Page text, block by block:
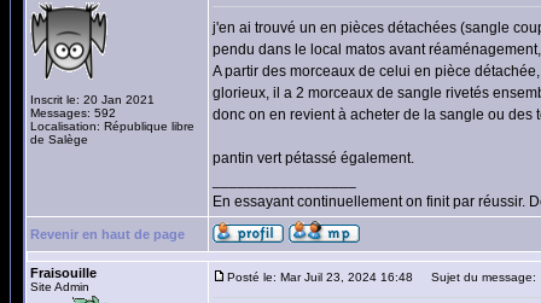
Inscrit le: 20 Jan 2021
Messages: 592
Localisation: République libre
de Salège
j'en ai trouvé un en pièces détachées (sangle
pendu dans le local matos avant
A partir des morceaux de celui en pièce
glorieux, il a 2 morceaux de sangle rivetés
donc on en revient à acheter de la sangle ou des
pantin vert pétassé également.
En essayant continuellement on finit par réussir.
Revenir en haut de page
Fraisouille
Site Admin
Posté le: Mar Juil 23, 2024 16:48 Sujet du message: